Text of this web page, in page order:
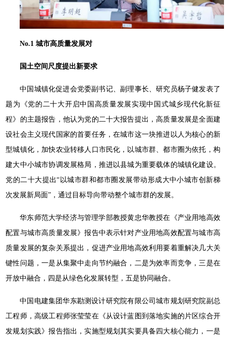
No.1 城市高质量发展对
国土空间尺度提出新要求
中国城镇化促进会党委副书记、副理事长、研究员杨子健发表了
题为《党的二十大开启中国高质量发展实现中国式城乡现代化新征
程》的主题报告，他认为党的二十大报告提出，高质量发展是全面建
设社会主义现代国家的首要任务，在城市这一块推进以人为核心的新
型城镇化，加快农业转移人口市民化，以城市群、都市圈为依托，构
建大中小城市协调发展格局，推进以县城为重要载体的城镇化建设。
党的二十大提出“以城市群和都市圈发展带动形成大中小城市创新梯
次发展新局面”，通过目标导向带动整个城市群的发展。
华东师范大学经济与管理学部教授黄忠华教授在《产业用地高效
配置与城市高质量发展》报告中表示针对产业用地高效配置与城市高
质量发展的复杂关系提出，促进产业用地高效利用要着重解决几大关
键性问题，一是从集聚中走向节约融合，二是为效率而竞争，三是在
开放中融合，四是从绿色化发展转型，五是协同融合。
中国电建集团华东勘测设计研究院有限公司城市规划研究院副总
工程师，高级工程师张莹莹在《从设计蓝图到落地实施的片区综合开
发规划实践》报告指出，实施型规划其实要具备四大核心能力，一是